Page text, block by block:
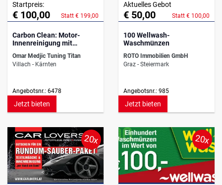
Startpreis:
€ 100,00 Statt € 199,00
Carbon Clean: Motor-
Innenreinigung mit
Omar Medjic Tuning Titan
Villach - Kärnten
Angebotsnr.: 6478
Jetzt bieten
Aktuelles Gebot
€ 50,00 Statt € 100,00
100 Wellwash-
Waschmünzen
ROTO Immobilien GmbH
Graz - Steiermark
Angebotsnr.: 985
Jetzt bieten
20x 20x